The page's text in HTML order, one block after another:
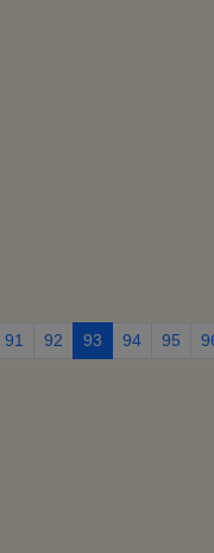
91 92 93 94 95